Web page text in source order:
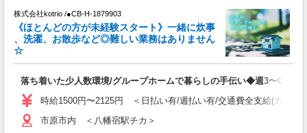
株式会社kotrio /●CB-H-1879903
《ほとんどの方が未経験スタート》一緒に炊事
、洗濯、お散歩など◎難しい業務はありません
☆
落ち着いた少人数環境/グループホームで暮らしの手伝い◆週3〜OK
時給1500円〜2125円 ＜日払い有/週払い有/交通費全支給(ガソリ
市原市内 ＜八幡宿駅チカ＞